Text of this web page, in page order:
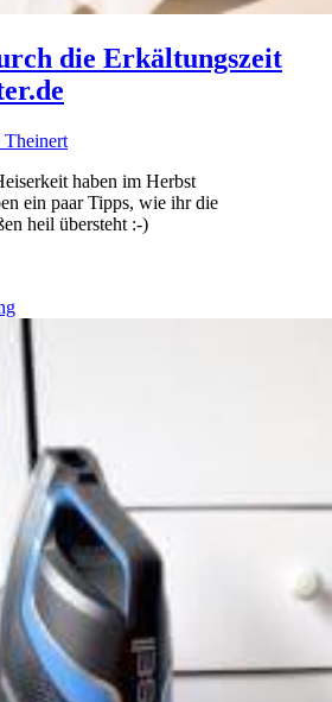
die Erkältungszeit
haben im Herbst
ein paar Tipps, wie ihr die
heil übersteht :-)